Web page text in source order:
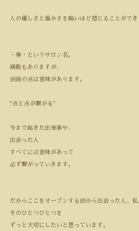
人の優しさと温かさを痛いほど感じることができ
・奏・というサロン名。
画数もありますが、
前後の点は意味があります。
" 点と点が繋がる "
今まで起きた出来事や、
出会った人
すべてには意味があって
必ず繋がっていきます。
だからここをオープンする前から出会った人、私
そのひとつひとつを
ずっと大切にしたいと思っています。